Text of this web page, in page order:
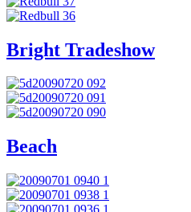
Bright Tradeshow
Beach